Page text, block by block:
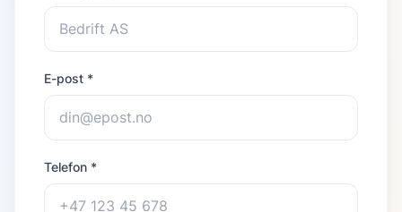
E-post *
Telefon *